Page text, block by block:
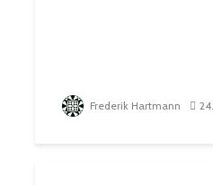
Frederik Hartmann